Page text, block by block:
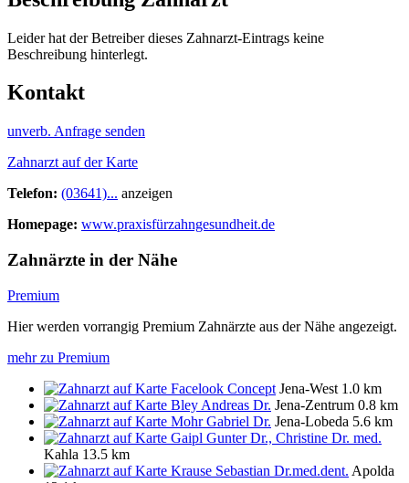
Leider hat der Betreiber dieses Zahnarzt-Eintrags keine
Beschreibung hinterlegt.
Kontakt
unverb. Anfrage senden
Zahnarzt auf der Karte
Telefon: (03641)... anzeigen
Homepage: www.praxisfürzahngesundheit.de
Zahnärzte in der Nähe
Premium
Hier werden vorrangig Premium Zahnärzte aus der Nähe angezeigt.
mehr zu Premium
Facelook Concept Jena-West 1.0 km
Bley Andreas Dr. Jena-Zentrum 0.8 km
Mohr Gabriel Dr. Jena-Lobeda 5.6 km
Gaipl Gunter Dr., Christine Dr. med.
Kahla 13.5 km
Krause Sebastian Dr.med.dent. Apolda